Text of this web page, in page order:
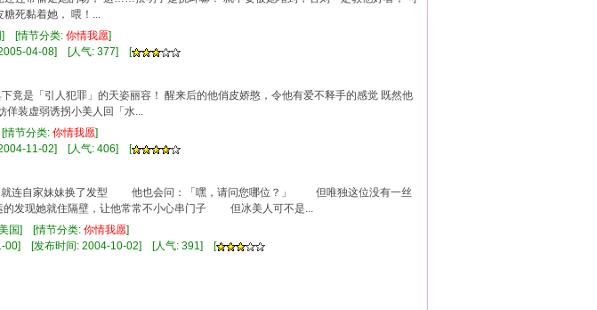
死黏着她， 喂！...
] [情节分类: 你情我愿]
04-08] [人气: 377] [
竟是「引人犯罪」的天姿丽容！ 醒来后的他俏皮娇憨，令他有爱不释手的感觉 既然他
佯装虚弱诱拐小美人回「水...
节分类: 你情我愿]
11-02] [人气: 406] [
自家妹妹换了发型 他也会问：「嘿，请问您哪位？」 但唯独这位没有一丝
发现她就住隔壁，让他常常不小心串门子 但冰美人可不是...
国] [情节分类: 你情我愿]
00] [发布时间: 2004-10-02] [人气: 391] [